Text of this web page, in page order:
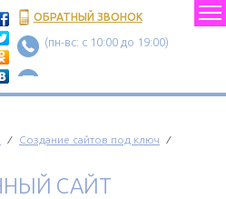
ОБРАТНЫЙ ЗВОНОК
(пн-вс: c 10:00 до 19:00)
⁄ Создание сайтов под ключ ⁄
САЙТ